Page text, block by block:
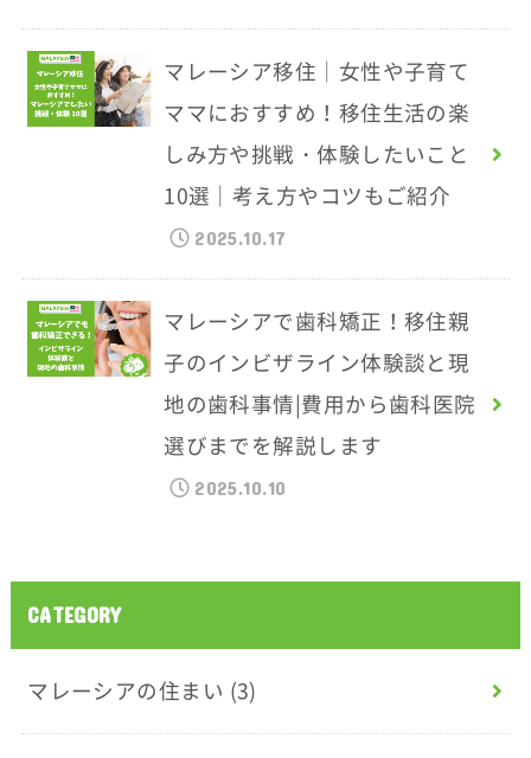
マレーシア移住｜女性や子育て
ママにおすすめ！移住生活の楽
しみ方や挑戦・体験したいこと
10選｜考え方やコツもご紹介
2025.10.17
マレーシアで歯科矯正！移住親
子のインビザライン体験談と現
地の歯科事情|費用から歯科医院
選びまでを解説します
2025.10.10
CATEGORY
マレーシアの住まい (3)